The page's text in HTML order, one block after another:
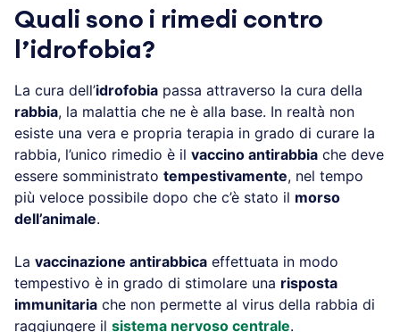
Quali sono i rimedi contro
l’idrofobia?
La cura dell’idrofobia passa attraverso la cura della
rabbia, la malattia che ne è alla base. In realtà non
esiste una vera e propria terapia in grado di curare la
rabbia, l’unico rimedio è il vaccino antirabbia che deve
essere somministrato tempestivamente, nel tempo
più veloce possibile dopo che c’è stato il morso
dell’animale.
La vaccinazione antirabbica effettuata in modo
tempestivo è in grado di stimolare una risposta
immunitaria che non permette al virus della rabbia di
raggiungere il sistema nervoso centrale.